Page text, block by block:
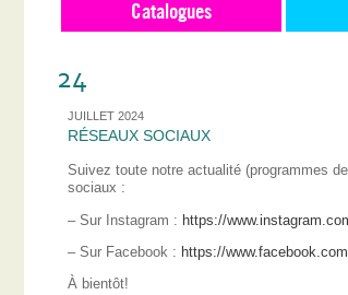
Catalogues
24
JUILLET 2024
RÉSEAUX SOCIAUX
Suivez toute notre actualité (programmes
sociaux :
– Sur Instagram : https://
– Sur Facebook : https://
À bientôt!